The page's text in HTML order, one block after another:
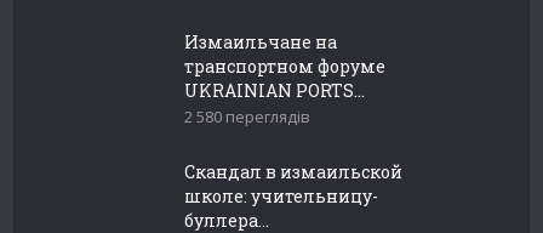
Измаильчане на
транспортном форуме
UKRAINIAN PORTS...
2 580 переглядів
Скандал в измаильской
школе: учительницу-
буллера...